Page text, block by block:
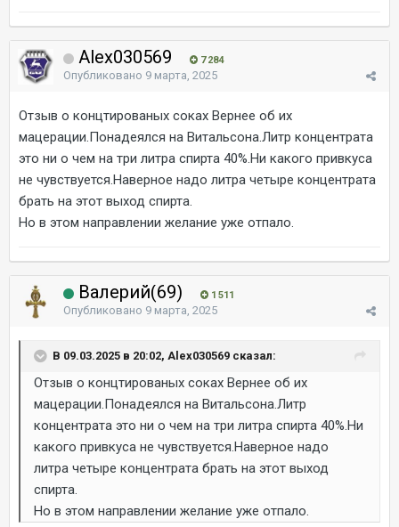
Alex030569 7 284
Опубликовано 9 марта, 2025
Отзыв о концтированых соках Вернее об их
мацерации.Понадеялся на Витальсона.Литр концентрата
это ни о чем на три литра спирта 40%.Ни какого привкуса
не чувствуется.Наверное надо литра четыре концентрата
брать на этот выход спирта.
Но в этом направлении желание уже отпало.
Валерий(69) 1 511
Опубликовано 9 марта, 2025
В 09.03.2025 в 20:02, Alex030569 сказал:
Отзыв о концтированых соках Вернее об их
мацерации.Понадеялся на Витальсона.Литр
концентрата это ни о чем на три литра спирта 40%.Ни
какого привкуса не чувствуется.Наверное надо
литра четыре концентрата брать на этот выход
спирта.
Но в этом направлении желание уже отпало.